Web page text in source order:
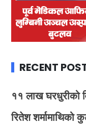
RECENT
११ लाख घरधुरीको
रितेश शर्मामाथिको